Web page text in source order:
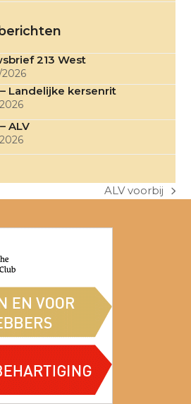
213 West
Landelijke kersenrit
ALV
next
ALV voorbij